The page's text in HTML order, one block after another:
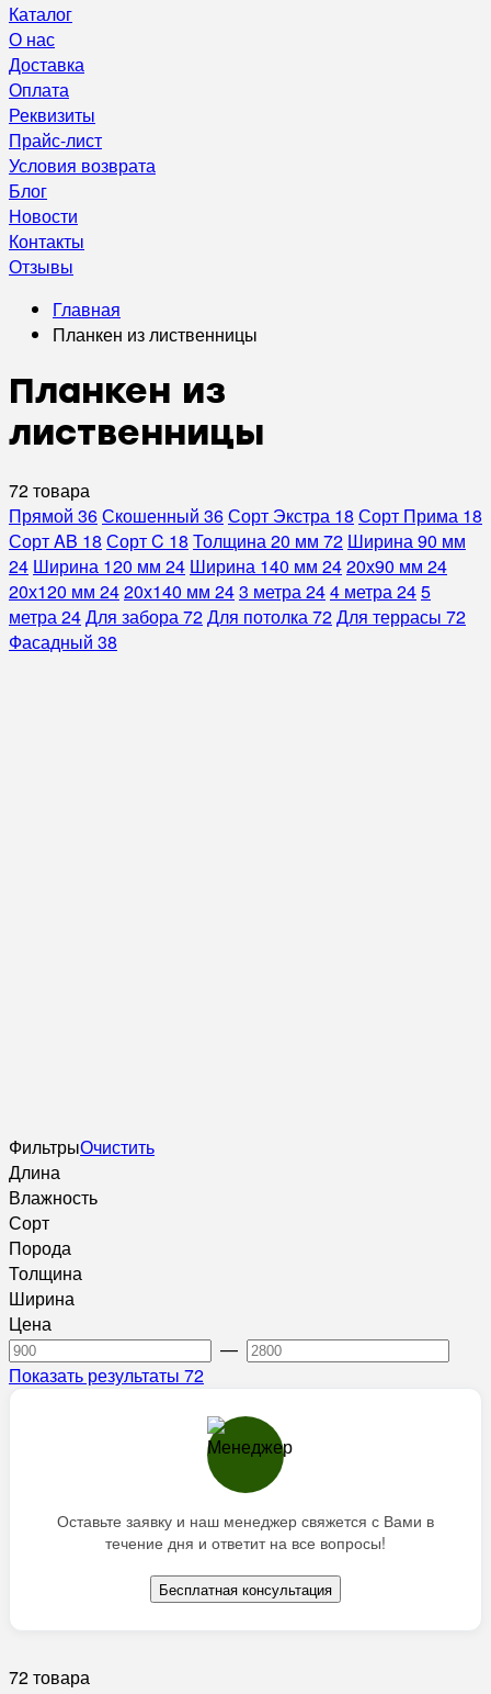
Каталог
О нас
Доставка
Оплата
Реквизиты
Прайс-лист
Условия возврата
Блог
Новости
Контакты
Отзывы
Главная
Планкен из лиственницы
Планкен из
лиственницы
72 товара
Прямой 36Скошенный 36Сорт Экстра 18 Сорт Прима 18
Сорт AB 18 Сорт C 18 Толщина 20 мм 72 Ширина 90 мм
24 Ширина 120 мм 24 Ширина 140 мм 2420х90 мм 24
20х120 мм 2420х140 мм 243 метра244 метра245
метра24Для забора72Для потолка72Для террасы 72
Фасадный 38
ФильтрыОчистить
Длина
Влажность
Сорт
Порода
Толщина
Ширина
Цена
—
Показать результаты 72
Оставьте заявку и наш менеджер свяжется с Вами в
течение дня и ответит на все вопросы!
Бесплатная консультация
72 товара